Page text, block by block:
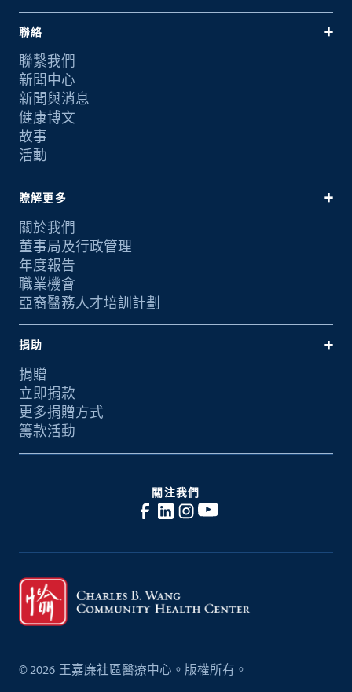
聯絡
聯繫我們
新聞中心
新聞與消息
健康博文
故事
活動
瞭解更多
關於我們
董事局及行政管理
年度報告
職業機會
亞裔醫務人才培訓計劃
捐助
捐贈
立即捐款
更多捐贈方式
籌款活動
關注我們
© 2026 王嘉廉社區醫療中心。版權所有。